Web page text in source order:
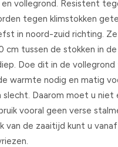
vollegrond. Resistent
tegen klimstokken
in noord-zuid richting.
cm tussen de stokken in
Doe dit in de
warmte nodig en matig
slecht. Daarom moet u niet
vooral geen verse
van de zaaitijd kunt u